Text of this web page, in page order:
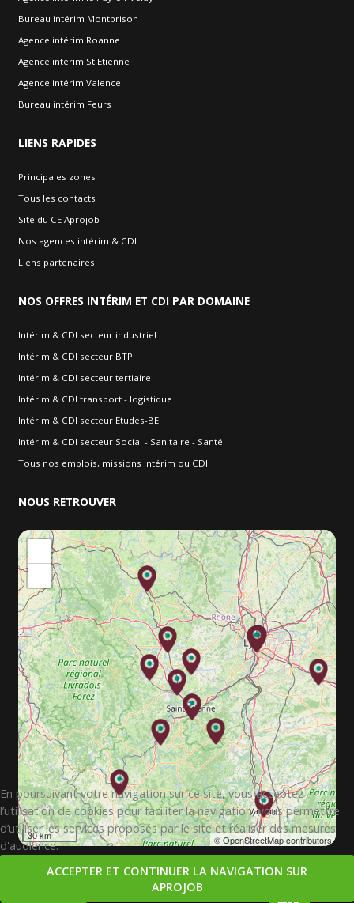
Bureau intérim Montbrison
Agence intérim Roanne
Agence intérim St Etienne
Agence intérim Valence
Bureau intérim Feurs
LIENS RAPIDES
Principales zones
Tous les contacts
Site du CE Aprojob
Nos agences intérim & CDI
Liens partenaires
NOS OFFRES INTÉRIM ET CDI PAR DOMAINE
Intérim & CDI secteur industriel
Intérim & CDI secteur BTP
Intérim & CDI secteur tertiaire
Intérim & CDI transport - logistique
Intérim & CDI secteur Etudes-BE
Intérim & CDI secteur Social - Sanitaire - Santé
Tous nos emplois, missions intérim ou CDI
NOUS RETROUVER
30 km © OpenStreetMap contributors
En poursuivant votre navigation sur ce site, vous acceptez
l’utilisation de cookies pour faciliter la navigation, vous permettre
d’utiliser les services proposés par le site et réaliser des mesures
d'audience.
ACCEPTER ET CONTINUER LA NAVIGATION SUR
APROJOB